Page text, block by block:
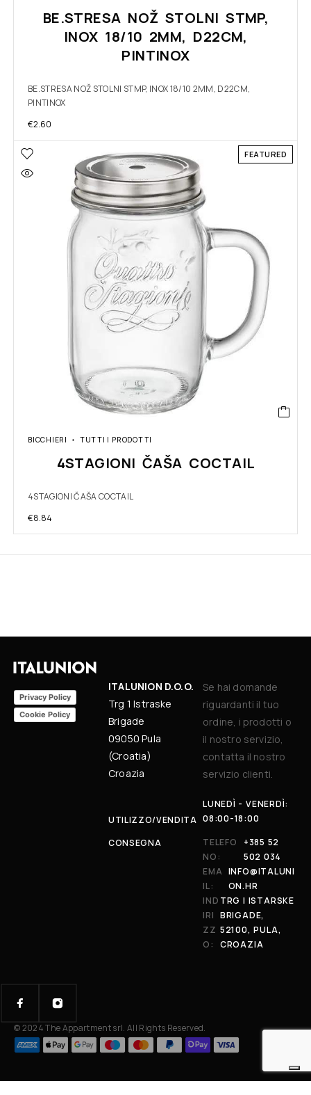
BE.STRESA NOŽ STOLNI STMP,
INOX 18/10 2MM, D22CM,
PINTINOX
BE.STRESA NOŽ STOLNI STMP, INOX 18/10 2MM, D22CM,
PINTINOX
€2.60
FEATURED
BICCHIERI TUTTI I PRODOTTI
4STAGIONI ČAŠA COCTAIL
4STAGIONI ČAŠA COCTAIL
€8.84
Privacy Policy
Cookie Policy
ITALUNION D.O.O.
Trg 1 Istraske
Brigade
09050 Pula
(Croatia)
Croazia
UTILIZZO/VENDITA
CONSEGNA
Se hai domande
riguardanti il tuo
ordine, i prodotti o
il nostro servizio,
contatta il nostro
servizio clienti.
LUNEDÌ - VENERDÌ:
08:00-18:00
TELEFO
NO:
+385 52
502 034
EMA
IL:
INFO@ITALUNI
ON.HR
IND
IRI
ZZ
O:
TRG I ISTARSKE
BRIGADE,
52100, PULA,
CROAZIA
© 2024 The Appartment srl. All Rights Reserved.